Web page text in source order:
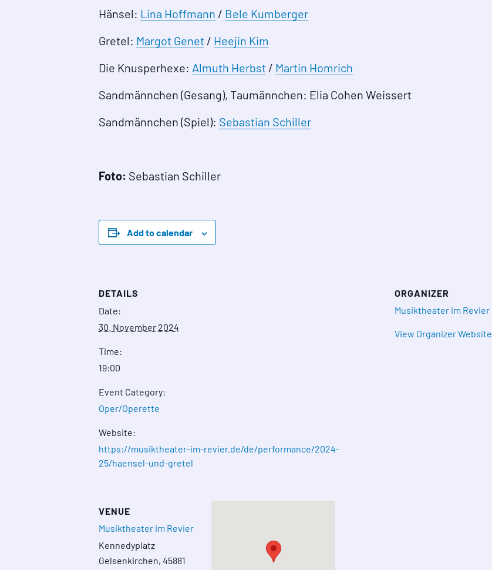
Hänsel: Lina Hoffmann / Bele Kumberger
Gretel: Margot Genet / Heejin Kim
Die Knusperhexe: Almuth Herbst / Martin Homrich
Sandmännchen (Gesang), Taumännchen: Elia Cohen Weissert
Sandmännchen (Spiel): Sebastian Schiller
Foto: Sebastian Schiller
Add to calendar
DETAILS
Date:
30. November 2024
Time:
19:00
Event Category:
Oper/Operette
Website:
https://musiktheater-im-revier.de/de/performance/2024-
25/haensel-und-gretel
ORGANIZER
Musiktheater im Revier
View Organizer Website
VENUE
Musiktheater im Revier
Kennedyplatz
Gelsenkirchen, 45881